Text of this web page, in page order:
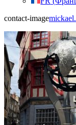
contact-image